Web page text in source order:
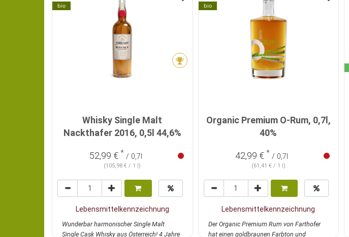
bio
Whisky Single Malt
Nackthafer 2016, 0,5l 44,6%
52,99 € * / 0,7l
(105,98 € / 1 l)
Lebensmittelkennzeichnung
Wunderbar harmonischer Single Malt
Single Cask Whisky aus Österreich! 4 Jahre
bio
Organic Premium O-Rum, 0,7l,
40%
42,99 € * / 0,7l
(61,41 € / 1 l)
Lebensmittelkennzeichnung
Der Organic Premium Rum von Farthofer
hat einen goldbraunen Farbton und